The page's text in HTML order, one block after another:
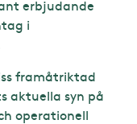
erbjudande
i
framåtriktad
aktuella syn på
operationell